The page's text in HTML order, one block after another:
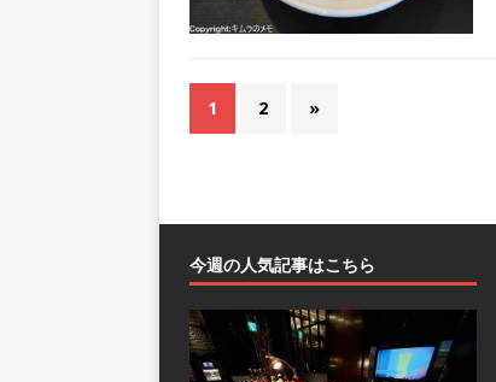
1 2 »
今週の人気記事はこちら